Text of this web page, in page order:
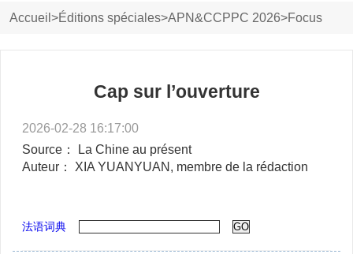
Accueil >Éditions spéciales>APN&CCPPC 2026>Focus
Cap sur l’ouverture
2026-02-28 16:17:00
Source： La Chine au présent
Auteur： XIA YUANYUAN, membre de la rédaction
法语词典